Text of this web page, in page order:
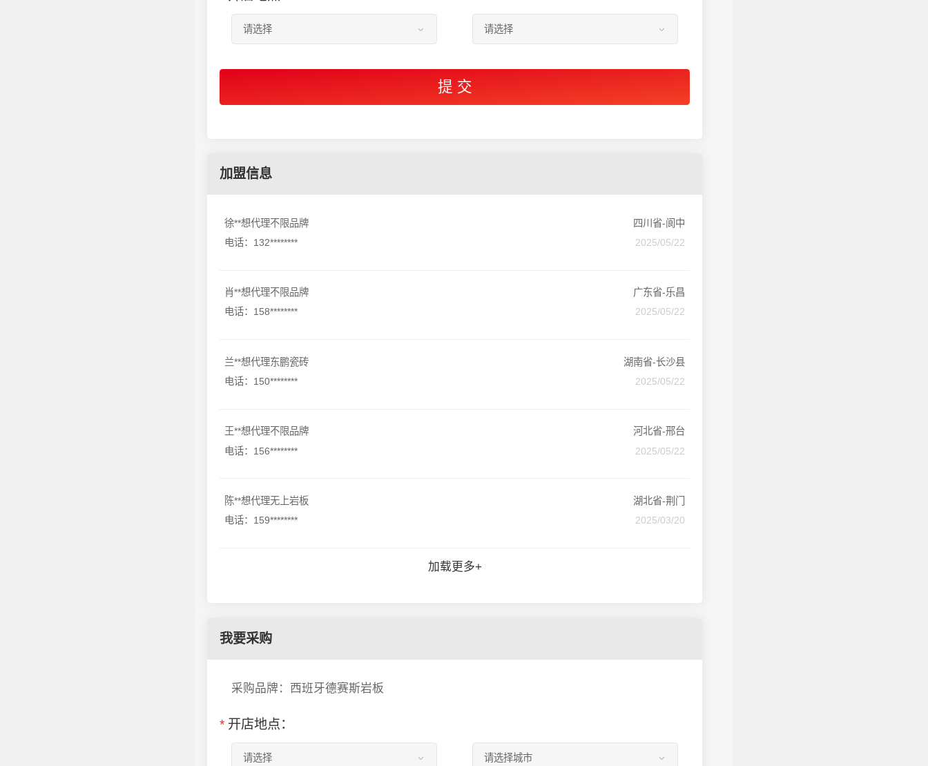
加盟信息
徐**想代理不限品牌
四川省-阆中
电话：132********
2025/05/22
肖**想代理不限品牌
广东省-乐昌
电话：158********
2025/05/22
兰**想代理东鹏瓷砖
湖南省-长沙县
电话：150********
2025/05/22
王**想代理不限品牌
河北省-邢台
电话：156********
2025/05/22
陈**想代理无上岩板
湖北省-荆门
电话：159********
2025/03/20
加载更多+
我要采购
采购品牌：西班牙德赛斯岩板
* 开店地点：